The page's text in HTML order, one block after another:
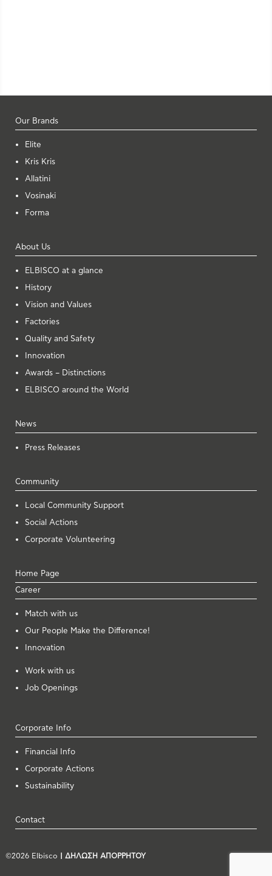
Our Brands
Elite
Kris Kris
Allatini
Vosinaki
Forma
About Us
ELBISCO at a glance
History
Vision and Values
Factories
Quality and Safety
Innovation
Awards – Distinctions
ELBISCO around the World
News
Press Releases
Community
Local Community Support
Social Actions
Corporate Volunteering
Home Page
Career
Μatch with us
Our People Make the Difference!
Innovation
Work with us
Job Openings
Corporate Info
Financial Info
Corporate Actions
Sustainability
Contact
©2026 Elbisco | ΔΗΛΩΣΗ ΑΠΟΡΡΗΤΟΥ